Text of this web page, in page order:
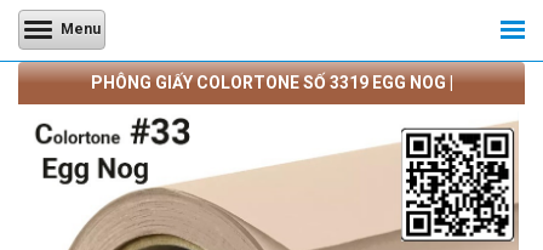
Menu
PHÔNG GIẤY COLORTONE SỐ 3319 EGG NOG |
CAMERATRANQUANG.COM